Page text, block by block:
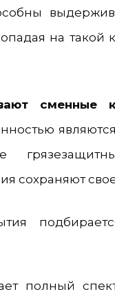
на такой
сменные
сохраняют
полный